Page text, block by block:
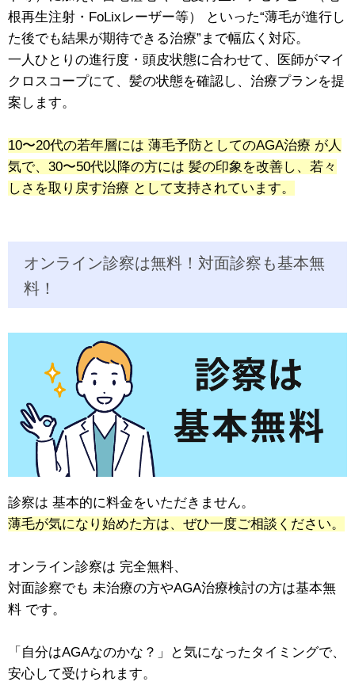
根再生注射・FoLixレーザー等） といった“薄毛が進行し
た後でも結果が期待できる治療”まで幅広く対応。
一人ひとりの進行度・頭皮状態に合わせて、医師がマイ
クロスコープにて、髪の状態を確認し、治療プランを提
案します。
10〜20代の若年層には 薄毛予防としてのAGA治療 が人
気で、30〜50代以降の方には 髪の印象を改善し、若々
しさを取り戻す治療 として支持されています。
オンライン診察は無料！対面診察も基本無
料！
診察は 基本的に料金をいただきません。
薄毛が気になり始めた方は、ぜひ一度ご相談ください。
オンライン診察は 完全無料、
対面診察でも 未治療の方やAGA治療検討の方は基本無
料 です。
「自分はAGAなのかな？」と気になったタイミングで、
安心して受けられます。